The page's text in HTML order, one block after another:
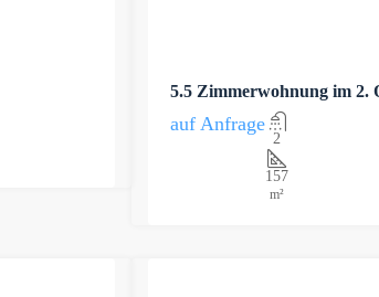
5.5 Zimmerwohnung im 2.
auf Anfrage
2
157
m²